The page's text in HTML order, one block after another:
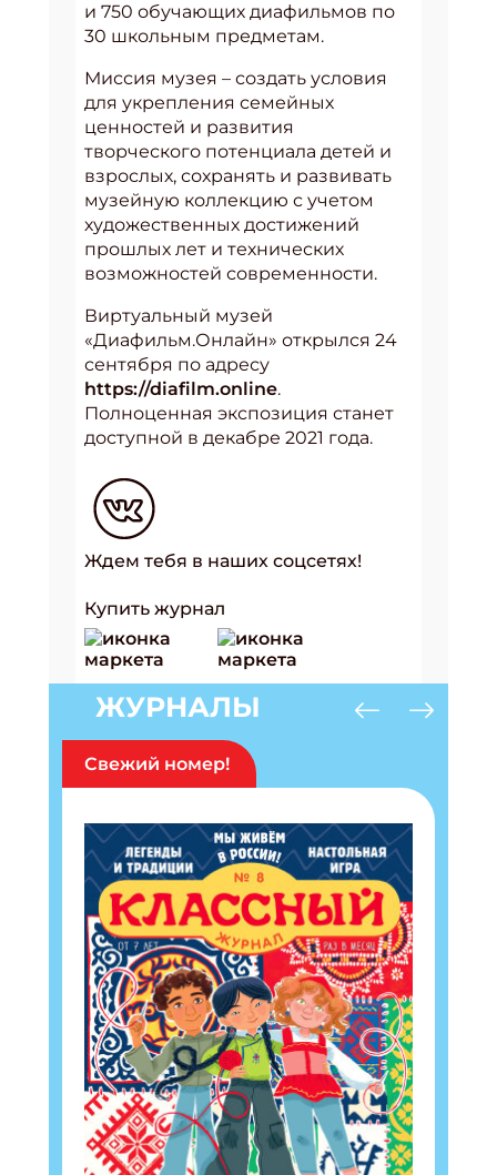
и 750 обучающих диафильмов по
30 школьным предметам.
Миссия музея – создать условия
для укрепления семейных
ценностей и развития
творческого потенциала детей и
взрослых, сохранять и развивать
музейную коллекцию с учетом
художественных достижений
прошлых лет и технических
возможностей современности.
Виртуальный музей
«Диафильм.Онлайн» открылся 24
сентября по адресу
https://diafilm.online.
Полноценная экспозиция станет
доступной в декабре 2021 года.
Ждем тебя в наших соцсетях!
Купить журнал
ЖУРНАЛЫ
Свежий номер!